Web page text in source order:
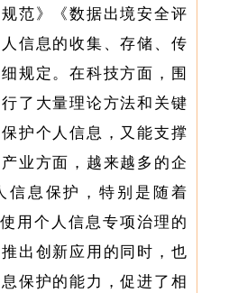
范》《数据出境安全评
信息的收集、存储、传
规定。在科技方面，围
了大量理论方法和关键
护个人信息，又能支撑
业方面，越来越多的企
信息保护，特别是随着
用个人信息专项治理的
出创新应用的同时，也
保护的能力，促进了相